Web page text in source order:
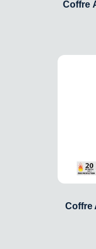
Coffre
Coffre